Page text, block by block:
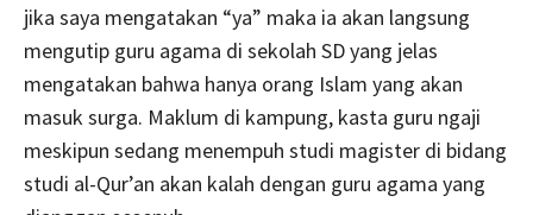
jika saya mengatakan “ya” maka ia akan langsung
mengutip guru agama di sekolah SD yang jelas
mengatakan bahwa hanya orang Islam yang akan
masuk surga. Maklum di kampung, kasta guru ngaji
meskipun sedang menempuh studi magister di bidang
studi al-Qur’an akan kalah dengan guru agama yang